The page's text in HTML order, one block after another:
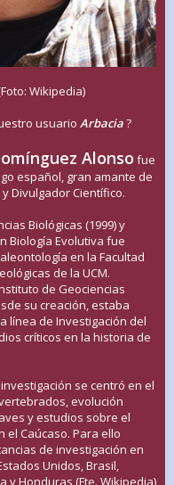
Wikipedia)
usuario Arbacia?
Alonso fue
español, gran amante de
Divulgador Científico.
Biológicas (1999) y
Biología Evolutiva fue
en la Facultad
de la UCM.
de Geociencias
su creación, estaba
línea de Investigación del
críticos en la historia de
se centró en el
evolución
y estudios sobre el
el Caúcaso. Para ello
de investigación en
Unidos, Brasil,
y Honduras (Fte. Wikipedia)